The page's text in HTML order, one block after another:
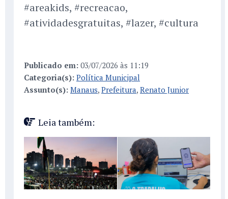
#areakids, #recreacao,
#atividadesgratuitas, #lazer, #cultura
Publicado em: 03/07/2026 às 11:19
Categoria(s): Política Municipal
Assunto(s): Manaus, Prefeitura, Renato Junior
Leia também: